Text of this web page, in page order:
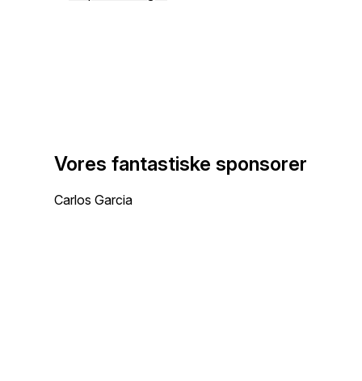
Vores fantastiske sponsorer
Carlos Garcia